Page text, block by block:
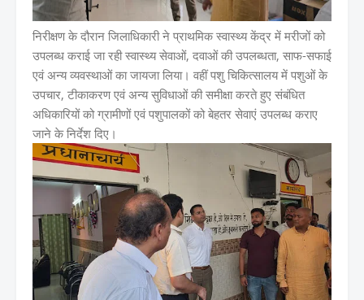
निरीक्षण के दौरान जिलाधिकारी ने प्राथमिक स्वास्थ्य केंद्र में मरीजों को
उपलब्ध कराई जा रही स्वास्थ्य सेवाओं, दवाओं की उपलब्धता, साफ-सफाई
एवं अन्य व्यवस्थाओं का जायजा लिया। वहीं पशु चिकित्सालय में पशुओं के
उपचार, टीकाकरण एवं अन्य सुविधाओं की समीक्षा करते हुए संबंधित
अधिकारियों को ग्रामीणों एवं पशुपालकों को बेहतर सेवाएं उपलब्ध कराए
जाने के निर्देश दिए।